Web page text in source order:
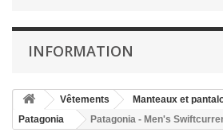
INFORMATION
Vêtements
Manteaux et
Patagonia
Patagonia - Men's